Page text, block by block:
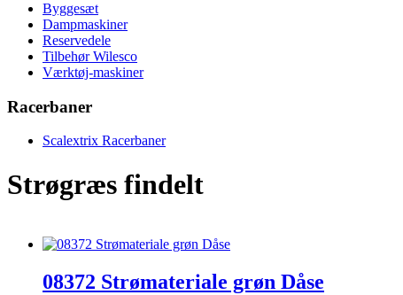
Byggesæt
Dampmaskiner
Reservedele
Tilbehør Wilesco
Værktøj-maskiner
Racerbaner
Scalextrix Racerbaner
Strøgræs findelt
08372 Strømateriale grøn Dåse